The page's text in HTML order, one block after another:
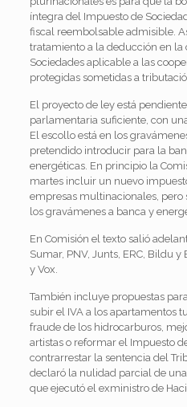
íntegra del Impuesto de
fiscal reembolsable admisible.
tratamiento a la deducción en
Sociedades aplicable a las
protegidas sometidas a
El proyecto de ley está
parlamentaria suficiente, con
El escollo está en los
pretendido introducir para la
energéticas. En principio la
martes incluir un nuevo
empresas multinacionales,
los gravámenes a banca y
En Comisión el texto salió
Sumar, PNV, Junts, ERC, Bildu
y Vox.
También incluye propuestas
subir el IVA a los apartamentos
fraude de los hidrocarburos,
artistas o reformar el Impuesto
contrarrestar la sentencia del
declaró la nulidad parcial de
que ejecutó el exministro de